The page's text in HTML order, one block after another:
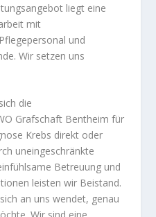
liegt eine
mit
und
Wir setzen uns
die
Grafschaft Bentheim für
Krebs direkt oder
uneingeschränkte
Betreuung und
leisten wir Beistand.
an uns wendet, genau